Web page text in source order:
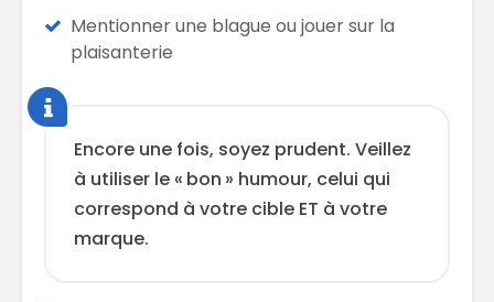
Mentionner une blague ou jouer sur la
plaisanterie
Encore une fois, soyez prudent. Veillez
à utiliser le « bon » humour, celui qui
correspond à votre cible ET à votre
marque.